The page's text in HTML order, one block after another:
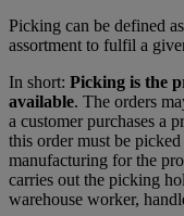
Picking can be defined
assortment to fulfil a
In short: Picking is the
available. The orders
a customer purchases a
this order must be
manufacturing for the
carries out the picking
warehouse worker,